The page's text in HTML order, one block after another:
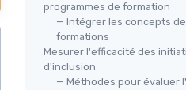
programmes de formation
— Intégrer les concepts
formations
Mesurer l'efficacité des
d'inclusion
— Méthodes pour évaluer